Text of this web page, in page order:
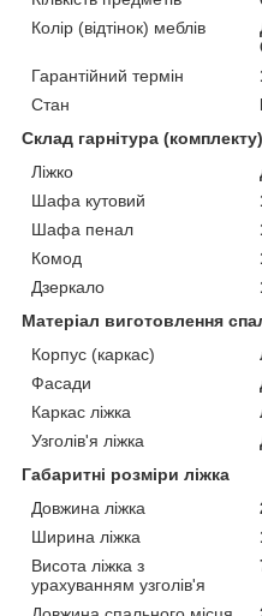
Колір (відтінок) меблів
Гарантійний термін
Стан
Склад гарнітура (комплекту)
Ліжко
Шафа кутовий
Шафа пенал
Комод
Дзеркало
Матеріал виготовлення
Корпус (каркас)
Фасади
Каркас ліжка
Узголів'я ліжка
Габаритні розміри ліжка
Довжина ліжка
Ширина ліжка
Висота ліжка з
урахуванням узголів'я